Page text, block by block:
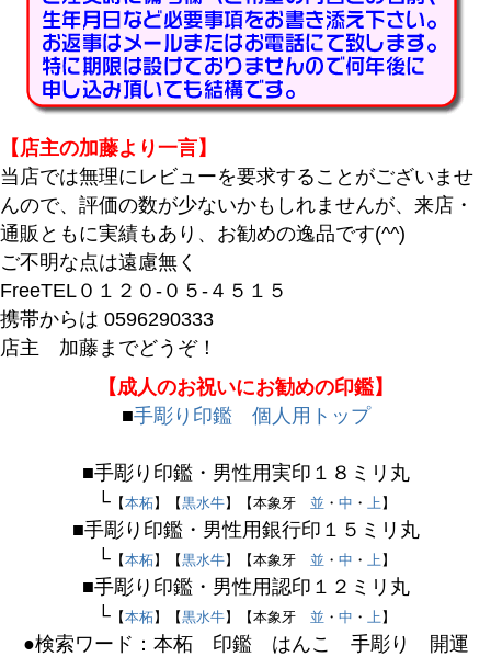
【店主の加藤より一言】
当店では無理にレビューを要求することがございませ
んので、評価の数が少ないかもしれませんが、来店・
通販ともに実績もあり、お勧めの逸品です(^^)
ご不明な点は遠慮無く
FreeTEL０１２０-０５-４５１５
携帯からは 0596290333
店主 加藤までどうぞ！
【成人のお祝いにお勧めの印鑑】
■手彫り印鑑 個人用トップ
■手彫り印鑑・男性用実印１８ミリ丸
└【本柘】【黒水牛】【本象牙 並 ・ 中 ・ 上 】
■手彫り印鑑・男性用銀行印１５ミリ丸
└【本柘】【黒水牛】【本象牙 並 ・ 中 ・ 上 】
■手彫り印鑑・男性用認印１２ミリ丸
└【本柘】【黒水牛】【本象牙 並 ・ 中 ・ 上 】
●検索ワード：本柘 印鑑 はんこ 手彫り 開運
再入荷
翌日発送
在庫なし商品
在庫なし商品を表示しない
商品番号/JANコード
バンドル販売
予約商品
予約商品のみを表示
新着順
登録順
価格が安い順
価格が高い順
優先度順
レビュー順
キーワードヒット順